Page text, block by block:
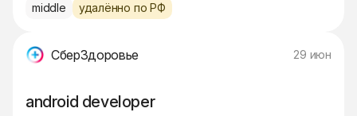
middle удалённо по РФ
СберЗдоровье 29 июн
android developer